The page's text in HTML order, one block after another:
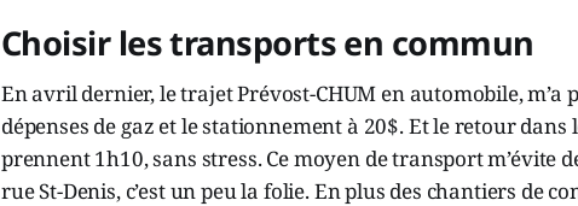
Choisir les transports en commun
En avril dernier, le trajet Prévost-CHUM en automobile, m’a
dépenses de gaz et le stationnement à 20$. Et le retour
prennent 1h10, sans stress. Ce moyen de transport m’évite
rue St-Denis, c’est un peu la folie. En plus des chantiers de